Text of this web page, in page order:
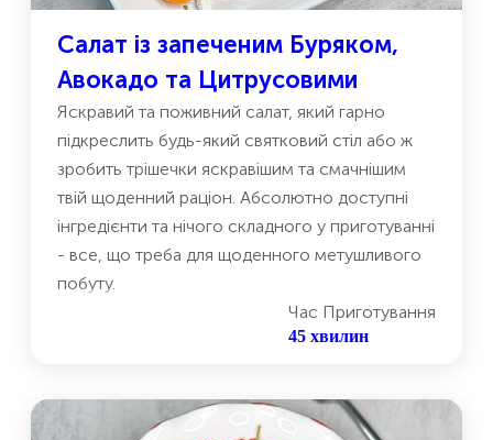
Салат із запеченим Буряком,
Авокадо та Цитрусовими
Яскравий та поживний салат, який гарно
підкреслить будь-який святковий стіл або ж
зробить трішечки яскравішим та смачнішим
твій щоденний раціон. Абсолютно доступні
інгредієнти та нічого складного у приготуванні
- все, що треба для щоденного метушливого
побуту.
Час Приготування
45 хвилин